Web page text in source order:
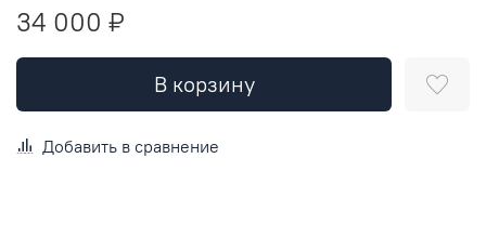
34 000 ₽
В корзину
Добавить в сравнение